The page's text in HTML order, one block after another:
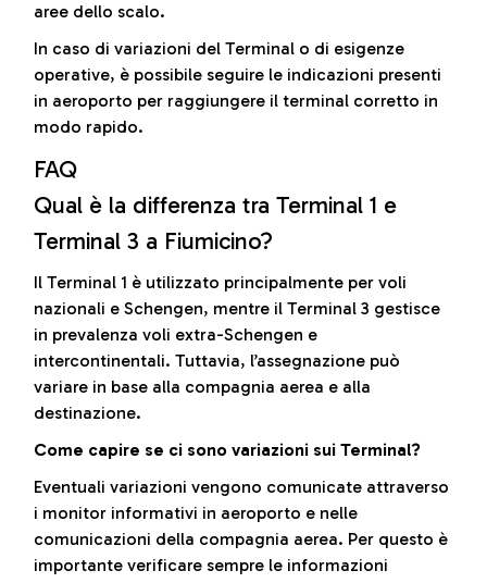
aree dello scalo.
In caso di variazioni del Terminal o di esigenze
operative, è possibile seguire le indicazioni presenti
in aeroporto per raggiungere il terminal corretto in
modo rapido.
FAQ
Qual è la differenza tra Terminal 1 e
Terminal 3 a Fiumicino?
Il Terminal 1 è utilizzato principalmente per voli
nazionali e Schengen, mentre il Terminal 3 gestisce
in prevalenza voli extra-Schengen e
intercontinentali. Tuttavia, l’assegnazione può
variare in base alla compagnia aerea e alla
destinazione.
Come capire se ci sono variazioni sui Terminal?
Eventuali variazioni vengono comunicate attraverso
i monitor informativi in aeroporto e nelle
comunicazioni della compagnia aerea. Per questo è
importante verificare sempre le informazioni